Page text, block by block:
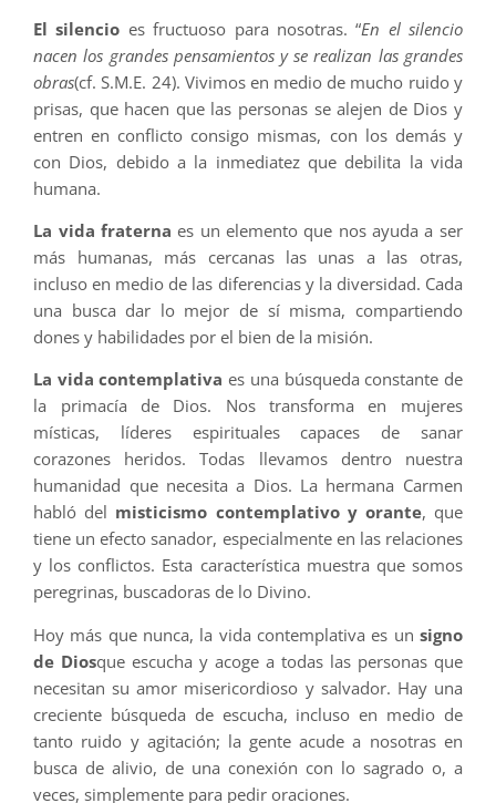
El silencio es fructuoso para nosotras. “En el silencio
nacen los grandes pensamientos y se realizan las grandes
obras(cf. S.M.E. 24). Vivimos en medio de mucho ruido y
prisas, que hacen que las personas se alejen de Dios y
entren en conflicto consigo mismas, con los demás y
con Dios, debido a la inmediatez que debilita la vida
humana.
La vida fraterna es un elemento que nos ayuda a ser
más humanas, más cercanas las unas a las otras,
incluso en medio de las diferencias y la diversidad. Cada
una busca dar lo mejor de sí misma, compartiendo
dones y habilidades por el bien de la misión.
La vida contemplativa es una búsqueda constante de
la primacía de Dios. Nos transforma en mujeres
místicas, líderes espirituales capaces de sanar
corazones heridos. Todas llevamos dentro nuestra
humanidad que necesita a Dios. La hermana Carmen
habló del misticismo contemplativo y orante, que
tiene un efecto sanador, especialmente en las relaciones
y los conflictos. Esta característica muestra que somos
peregrinas, buscadoras de lo Divino.
Hoy más que nunca, la vida contemplativa es un signo
de Diosque escucha y acoge a todas las personas que
necesitan su amor misericordioso y salvador. Hay una
creciente búsqueda de escucha, incluso en medio de
tanto ruido y agitación; la gente acude a nosotras en
busca de alivio, de una conexión con lo sagrado o, a
veces, simplemente para pedir oraciones.